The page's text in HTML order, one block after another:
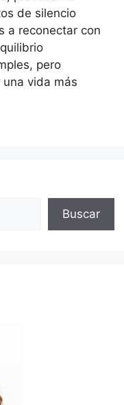
de silencio
a reconectar con
pero
vida más
Buscar